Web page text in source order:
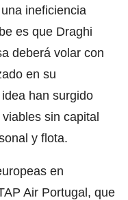
ineficiencia
es que Draghi
deberá volar con
en su
han surgido
sin capital
y flota.
en
Air Portugal, que